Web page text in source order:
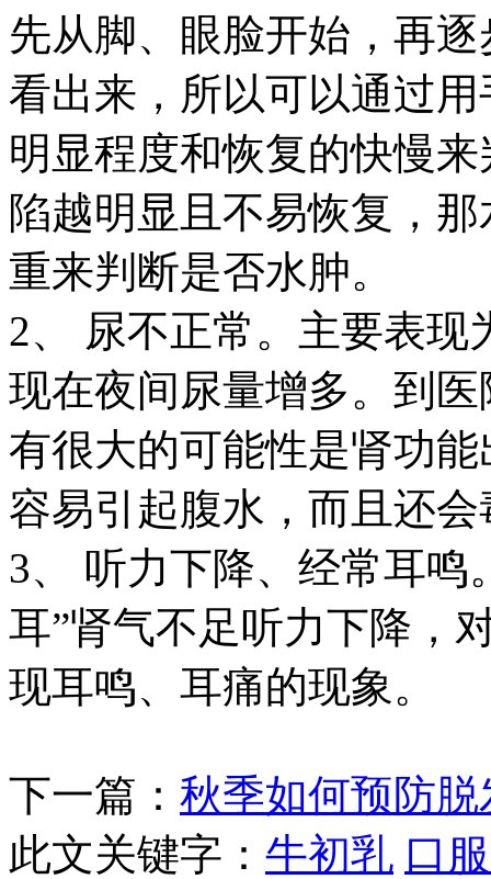
先从脚、眼脸开始，再
看出来，所以可以通过
明显程度和恢复的快慢
陷越明显且不易恢复，
重来判断是否水肿。
2、 尿不正常。主要表
现在夜间尿量增多。到
有很大的可能性是肾功
容易引起腹水，而且还
3、 听力下降、经常耳鸣
耳”肾气不足听力下降，
现耳鸣、耳痛的现象。
下一篇： 秋季如何预防脱
此文关键字： 牛初乳 口